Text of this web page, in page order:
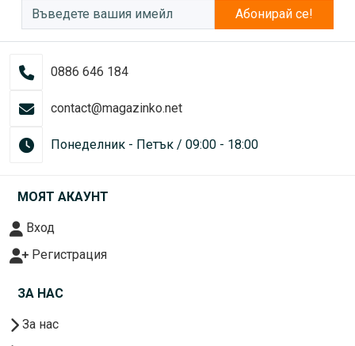
Абонирай се!
0886 646 184
contact@magazinko.net
Понеделник - Петък / 09:00 - 18:00
МОЯТ АКАУНТ
Вход
Регистрация
ЗА НАС
За нас